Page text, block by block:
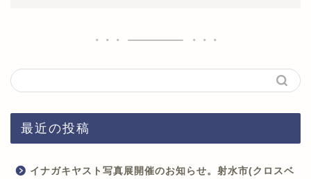
最近の投稿
イナガキヤスト写真展開催のお知らせ。射水市(クロスベ